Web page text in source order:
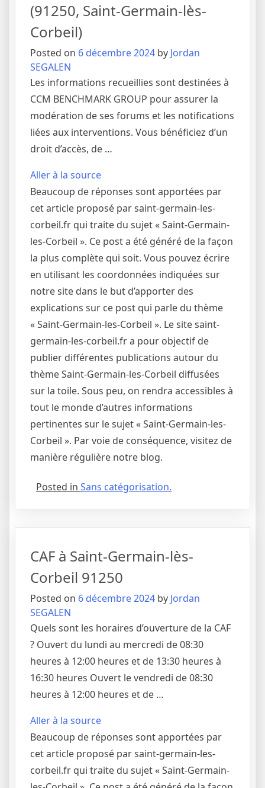
(91250, Saint-Germain-lès-
Corbeil)
Posted on 6 décembre 2024 by Jordan
SEGALEN
Les informations recueillies sont destinées à
CCM BENCHMARK GROUP pour assurer la
modération de ses forums et les notifications
liées aux interventions. Vous bénéficiez d’un
droit d’accès, de …
Aller à la source
Beaucoup de réponses sont apportées par
cet article proposé par saint-germain-les-
corbeil.fr qui traite du sujet « Saint-Germain-
les-Corbeil ». Ce post a été généré de la façon
la plus complète qui soit. Vous pouvez écrire
en utilisant les coordonnées indiquées sur
notre site dans le but d’apporter des
explications sur ce post qui parle du thème
« Saint-Germain-les-Corbeil ». Le site saint-
germain-les-corbeil.fr a pour objectif de
publier différentes publications autour du
thème Saint-Germain-les-Corbeil diffusées
sur la toile. Sous peu, on rendra accessibles à
tout le monde d’autres informations
pertinentes sur le sujet « Saint-Germain-les-
Corbeil ». Par voie de conséquence, visitez de
manière régulière notre blog.
Posted in Sans catégorisation.
CAF à Saint-Germain-lès-
Corbeil 91250
Posted on 6 décembre 2024 by Jordan
SEGALEN
Quels sont les horaires d’ouverture de la CAF
? Ouvert du lundi au mercredi de 08:30
heures à 12:00 heures et de 13:30 heures à
16:30 heures Ouvert le vendredi de 08:30
heures à 12:00 heures et de …
Aller à la source
Beaucoup de réponses sont apportées par
cet article proposé par saint-germain-les-
corbeil.fr qui traite du sujet « Saint-Germain-